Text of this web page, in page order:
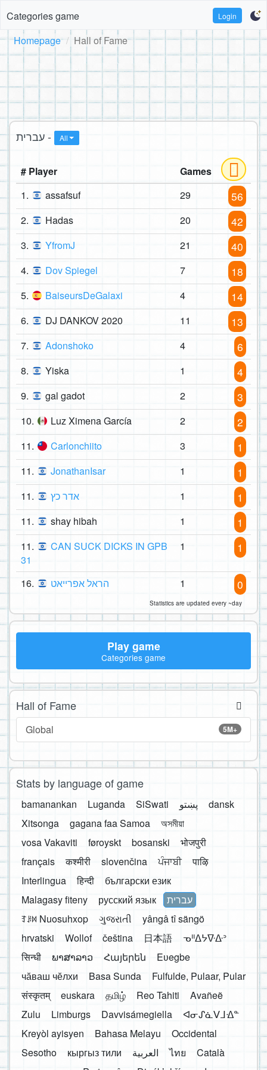
Categories game Login
Homepage Hall of Fame
עברית - All
# Player
Games
1.
assafsuf 29 56
2. Hadas 20 42
3. YfromJ 21 40
4. Dov Spiegel 7 18
5. BaiseursDeGalaxi 4 14
6. DJ DANKOV 2020 11 13
7. Adonshoko 4 6
8. Yiska 1 4
9. gal gadot 2 3
10. Luz Ximena García 2 2
11. Carlonchiito 3 1
11. JonathanIsar 1 1
11. אדר כץ 1 1
11. shay hibah 1 1
11.
CAN SUCK DICKS IN GPB
31
1 1
16. הראל אפרייאט 1 0
Statistics are updated every ~day
Play game
Categories game
Hall of Fame
5M+
Global
Stats by language of game
bamanankan Luganda SiSwati پښتو
dansk
Xitsonga
gagana faa Samoa
অসমীয়া
vosa Vakaviti
føroyskt bosanski
भोजपुरी
français
कश्मीरी slovenčina ਪੰਜਾਬੀ
पाऴि
Interlingua
हिन्दी
български език
Malagasy fiteny
русский язык
עברית
ꆈꌠ꒿ Nuosuhxop
ગુજરાતી
yângâ tî sängö
hrvatski
Wollof čeština 日本語
ᓀᐦᐃᔭᐍᐏᐣ
सिन्धी
ພາສາລາວ Հայերեն
Eʋegbe
чӑваш чӗлхи
Basa Sunda
Fulfulde, Pulaar, Pular
संस्कृतम्
euskara தமிழ் Reo Tahiti
Avañeẽ
Zulu
Limburgs Davvisámegiella
ᐊᓂᔑᓈᐯᒧᐎᓐ
Kreyòl ayisyen
Bahasa Melayu
Occidental
Sesotho
кыргыз тили العربية ไทย
Català